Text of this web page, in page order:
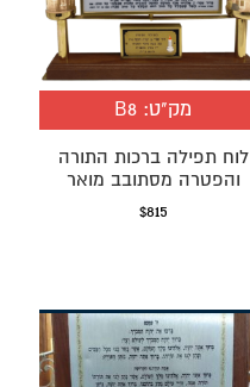
מק"ט: B8
לוח תפילה ברכות התורה
והפטרה מסתובב מואר
$815